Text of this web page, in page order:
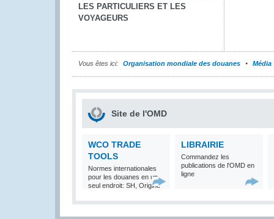
LES PARTICULIERS ET LES
VOYAGEURS
Vous êtes ici: Organisation mondiale des douanes Média
Site de l'OMD
WCO TRADE
TOOLS
Normes internationales
pour les douanes en un
seul endroit: SH, Origine
LIBRAIRIE
Commandez les
publications de l'OMD en
ligne